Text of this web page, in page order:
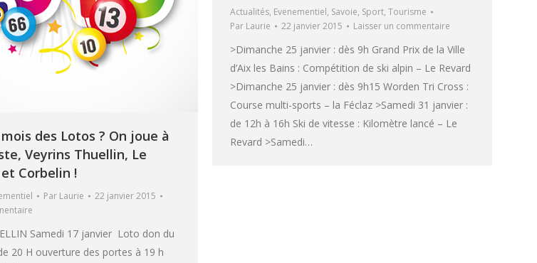
Actualités, Evenementiel, Savoie, Sport, Tourisme
Par Laurie 22 janvier 2015 Laisser un commentaire
>Dimanche 25 janvier : dès 9h Grand Prix de la Ville
d’Aix les Bains : Compétition de ski alpin – Le Revard
>Dimanche 25 janvier : dès 9h15 Worden Tri Cross :
Course multi-sports – la Féclaz >Samedi 31 janvier :
de 12h à 16h Ski de vitesse : Kilomètre lancé – Le
Revard >Samedi…
des Lotos ? On joue à
Veyrins Thuellin, Le
Corbelin !
Par Laurie
22 janvier 2015
Samedi 17 janvier Loto don du
20 H ouverture des portes à 19 h